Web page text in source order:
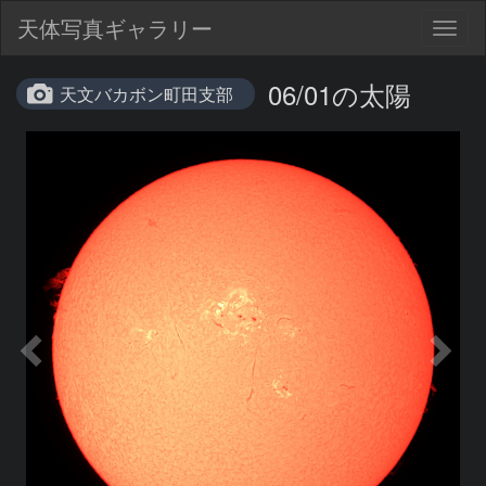
天体写真ギャラリー
天文バカボン町田支部 06/01の太陽